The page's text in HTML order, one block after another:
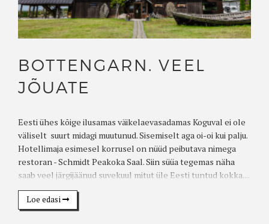
BOTTENGARN. VEEL
JÕUATE
Eesti ühes kõige ilusamas väikelaevasadamas Koguval ei ole
väliselt suurt midagi muutunud. Sisemiselt aga oi-oi kui palju.
Hotellimaja esimesel korrusel on nüüd peibutava nimega
restoran - Schmidt Peakoka Saal. Siin süüa tegemas näha
saab veel järgijäänud suvekuul mitut üle Eesti tuntud kokka....
Loe edasi